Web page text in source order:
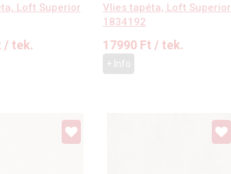
Loft Superior
/ tek.
Vlies tapéta, Loft Superior
1834192
17990 Ft / tek.
+ Info